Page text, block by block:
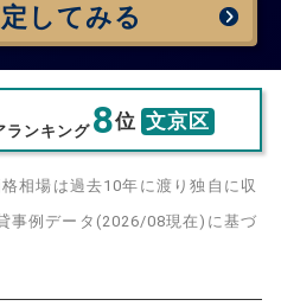
してみる
ランキング 8位 文京区
相場は過去10年に渡り独自に収
事例データ(2026/08現在)に基づ